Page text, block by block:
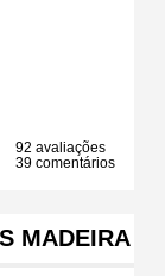
92 avaliações
39 comentários
MADEIRA